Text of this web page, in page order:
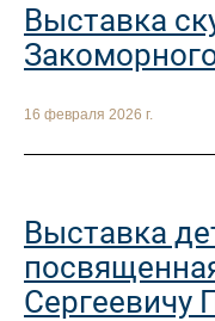
Выставка
16 февраля 2026 г.
Выставка
Сергеевичу